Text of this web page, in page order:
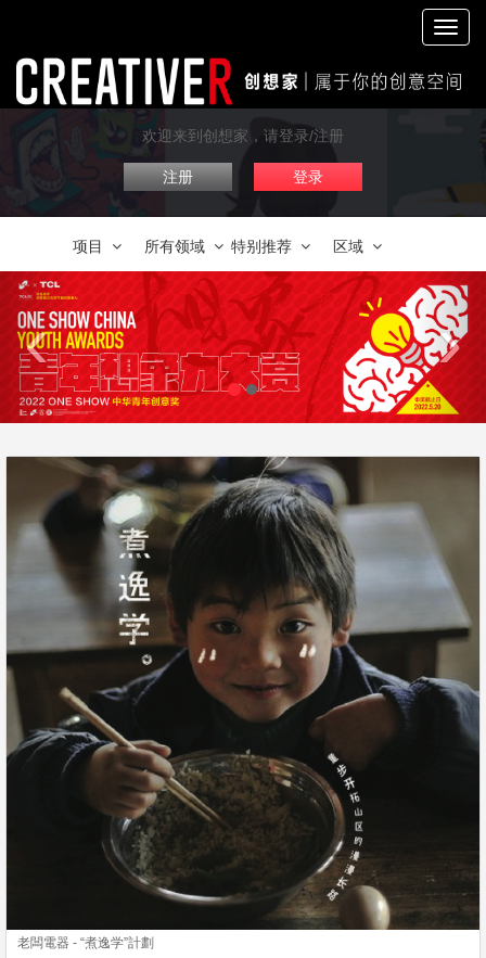
切
换
航
欢迎来到创想家，请登录/注册
注册 登录
项目 所有领域 特别推荐 区域
‹ ›
老闆電器 - “煮逸学”計劃